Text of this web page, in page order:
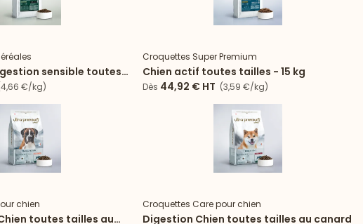
sensible toutes
€/kg)
Croquettes Super Premium
Chien actif toutes tailles - 15 kg
Dès 44,92 € HT (3,59 €/kg)
chien
toutes tailles au
Croquettes Care pour chien
Digestion Chien toutes tailles au canard